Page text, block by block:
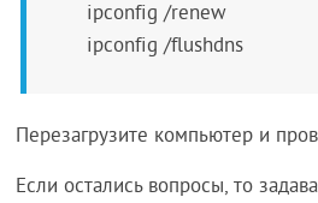
ipconfig /renew
ipconfig /flushdns
Перезагрузите компьютер и
Если остались вопросы, то